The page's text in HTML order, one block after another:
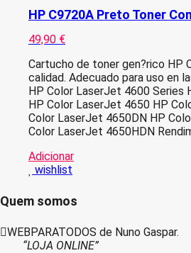
HP C9720A Preto Toner
49,90 €
Cartucho de toner gen?rico HP
calidad. Adecuado para uso en
HP Color LaserJet 4600 Series
HP Color LaserJet 4650 HP
Color LaserJet 4650DN HP
Color LaserJet 4650HDN
Adicionar
wishlist
Quem somos
WEBPARATODOS de Nuno Gaspar.
“LOJA ONLINE”